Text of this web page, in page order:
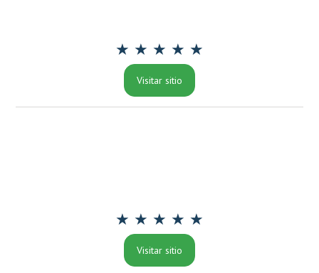
★ ★ ★ ★ ★
Visitar sitio
★ ★ ★ ★ ★
Visitar sitio